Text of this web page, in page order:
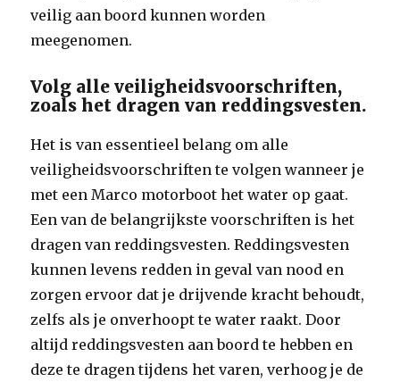
veilig aan boord kunnen worden
meegenomen.
Volg alle veiligheidsvoorschriften,
zoals het dragen van reddingsvesten.
Het is van essentieel belang om alle
veiligheidsvoorschriften te volgen wanneer je
met een Marco motorboot het water op gaat.
Een van de belangrijkste voorschriften is het
dragen van reddingsvesten. Reddingsvesten
kunnen levens redden in geval van nood en
zorgen ervoor dat je drijvende kracht behoudt,
zelfs als je onverhoopt te water raakt. Door
altijd reddingsvesten aan boord te hebben en
deze te dragen tijdens het varen, verhoog je de